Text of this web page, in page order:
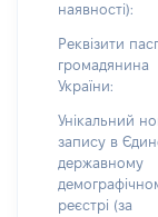
наявності):
Реквізити
громадянина
України:
Унікальний
запису в
державному
реєстрі (за